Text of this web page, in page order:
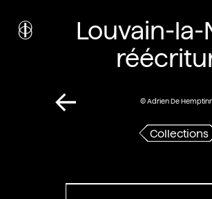
i nstitutculturel
rchitecture
Louvain-la-
© Adrien De
Collections